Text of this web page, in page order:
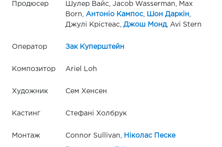
Продюсер
Шулер Вайс, Jacob Wasserman, Max
Born,
Антоніо Кампос, Шон Даркін
Джулі Крістеас, Джош Монд, Avi Stern
Оператор Зак Куперштейн
Композитор Ariel Loh
Художник Сем Хенсен
Кастинг Стефані Холбрук
Монтаж Connor Sullivan, Ніколас Песке